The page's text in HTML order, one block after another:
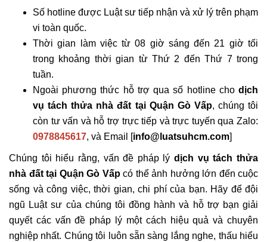
Số hotline được Luật sư tiếp nhận và xử lý trên phạm
vi toàn quốc.
Thời gian làm việc từ 08 giờ sáng đến 21 giờ tối
trong khoảng thời gian từ Thứ 2 đến Thứ 7 trong
tuần.
Ngoài phương thức hỗ trợ qua số hotline cho dịch
vụ tách thửa nhà đất tại Quận Gò Vấp, chúng tôi
còn tư vấn và hỗ trợ trực tiếp và trực tuyến qua Zalo:
0978845617, và Email [info@luatsuhcm.com]
Chúng tôi hiểu rằng, vấn đề pháp lýdịch vụ tách thửa
nhà đất tại Quận Gò Vấpcó thể ảnh hưởng lớn đến cuộc
sống và công việc, thời gian, chi phí của bạn. Hãy để đội
ngũ Luật sư của chúng tôi đồng hành và hỗ trợ bạn giải
quyết các vấn đề pháp lý một cách hiệu quả và chuyên
nghiệp nhất. Chúng tôi luôn sẵn sàng lắng nghe, thấu hiểu